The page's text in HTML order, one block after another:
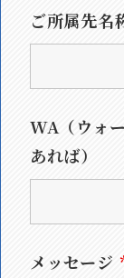
ご所属先名
WA（ウォ
あれば）
メッセージ